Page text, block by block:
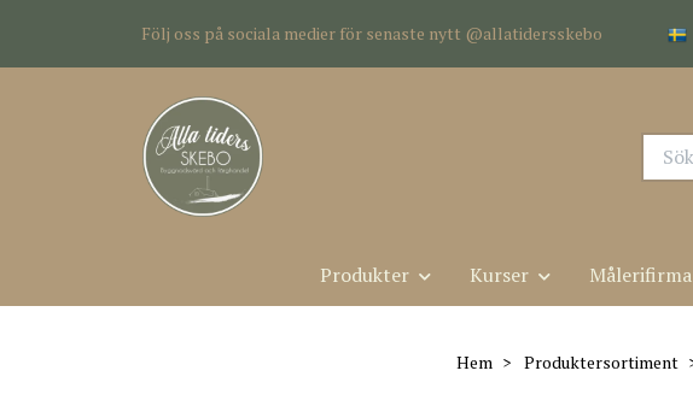
Följ oss på sociala medier för senaste nytt @allatidersskebo
Produkter Kurser Målerifirma
Hem Produktersortiment